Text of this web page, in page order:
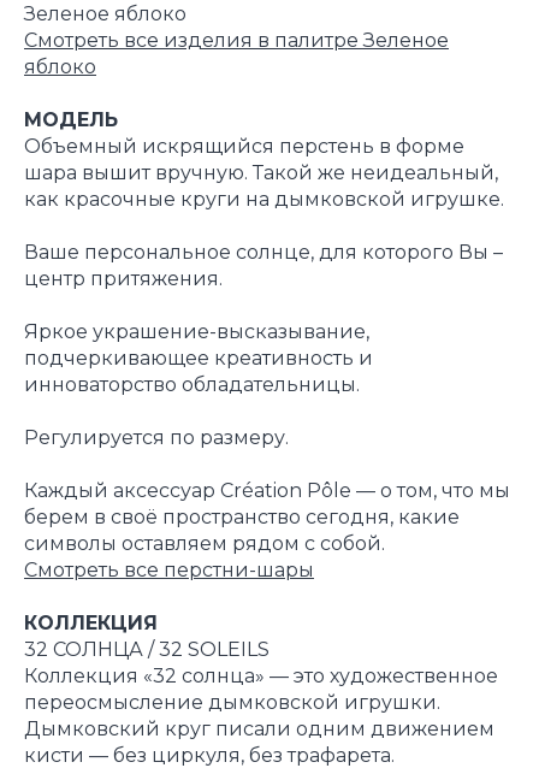
Зеленое яблоко
Смотреть все изделия в палитре Зеленое
яблоко
МОДЕЛЬ
Объемный искрящийся перстень в форме
шара вышит вручную. Такой же неидеальный,
как красочные круги на дымковской игрушке.
Ваше персональное солнце, для которого Вы –
центр притяжения.
Яркое украшение-высказывание,
подчеркивающее креативность и
инноваторство обладательницы.
Регулируется по размеру.
Каждый аксессуар Création Pôle — о том, что мы
берем в своё пространство сегодня, какие
символы оставляем рядом с собой.
Смотреть все перстни-шары
КОЛЛЕКЦИЯ
32 СОЛНЦА / 32 SOLEILS
Коллекция «32 солнца» — это художественное
переосмысление дымковской игрушки.
Дымковский круг писали одним движением
кисти — без циркуля, без трафарета.